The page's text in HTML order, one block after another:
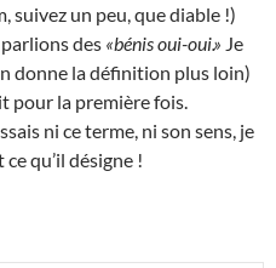
suivez un peu, que diable !)
des «bénis oui-oui.» Je
donne la définition plus loin)
pour la première fois.
ni ce terme, ni son sens, je
qu’il désigne !